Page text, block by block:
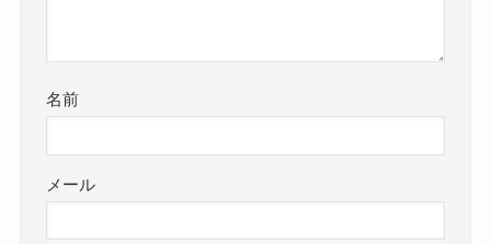
名前
メール